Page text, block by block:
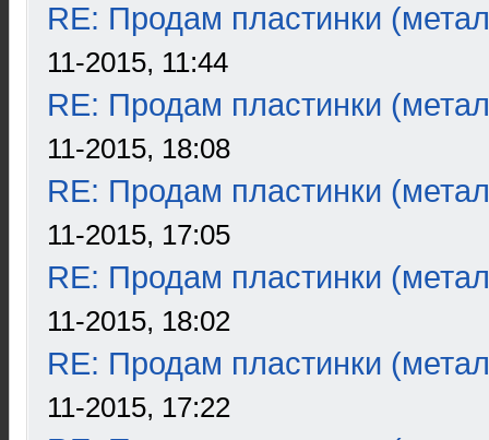
RE: Продам пластинки
11-2015, 11:44
RE: Продам пластинки
11-2015, 18:08
RE: Продам пластинки
11-2015, 17:05
RE: Продам пластинки
11-2015, 18:02
RE: Продам пластинки
11-2015, 17:22